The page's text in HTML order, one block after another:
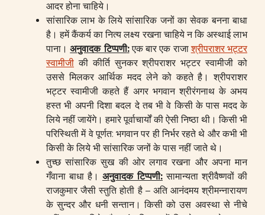
आदर होना चाहिये।
सांसारिक लाभ के लिये सांसारिक जनों का सेवक बनना बाधा
है। हमें कैंकर्य का नित्य लक्ष्य रखना चाहिये न कि अस्थाई लाभ
पाना।अनुवादक टिप्पणी:एक बार एक राजाश्रीपराशर भट्टर
स्वामीजी की कीर्ति सुनकर श्रीपराशर भट्टर स्वामीजी को
उससे मिलकर आर्थिक मदद लेने को कहते है। श्रीपराशर
भट्टर स्वामीजी कहते हैं अगर भगवान श्रीरंगनाथ के अभय
हस्त भी अपनी दिशा बदल दे तब भी वे किसी के पास मदद के
लिये नहीं जायेंगे। हमारे पूर्वाचार्यों की ऐसी निष्ठा थी। किसी भी
परिस्थिती में वे पूर्णत: भगवान पर ही निर्भर रहते थे और कभी भी
किसी के लिये भी सांसारिक जनों के पास नहीं जाते थे।
तुच्छ सांसारिक सुख की ओर लगाव रखना और अपना मान
गँवाना बाधा है। अनुवादक टिप्पणी: सामान्यता श्रीवैष्णवों की
राजकुमार जैसी स्तुति होती है – अति आनंदमय श्रीमन्नारायण
के सुन्दर और धनी सन्तान। किसी को उस अवस्था से नीचे